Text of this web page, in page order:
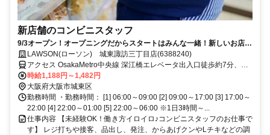
新店舗のコンビニスタッフ
9/3オープン！オープニングだからスタートはみんな一緒！新しいお店を
一緒に作りましょう♪
LAWSON(ローソン) 城東諏訪三丁目店(6388240)
アクセス OsakaMetro中央線 深江橋エレベータ出入口徒歩約7分、Ｊ
Ｒ片町線〔学研都市線〕 放出南口徒歩約13分、ＪＲおおさか東線 放
出南口徒歩約13分
時給1,188円～1,482円
大阪府大阪市城東区
勤務時間 ・勤務時間： [1] 06:00～09:00 [2] 09:00～17:00 [3] 17:00～
22:00 [4] 22:00～01:00 [5] 22:00～06:00 ※1日3時間～...
仕事内容 【未経験OK！働き方イロイロ♪コンビニスタッフのお仕事で
す】 レジ打ちや接客、品出し、発注、からあげクンやLチキなどの調